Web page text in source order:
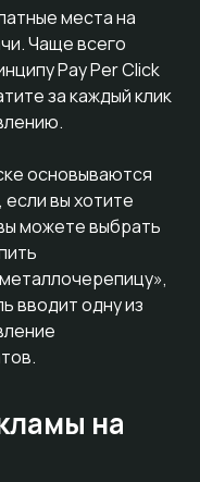
места на
Чаще всего
Pay Per Click
за каждый клик
основываются
вы хотите
можете выбрать
вводит одну из
на